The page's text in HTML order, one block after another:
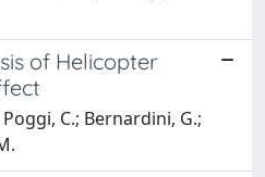
of Helicopter
C.; Bernardini, G.;